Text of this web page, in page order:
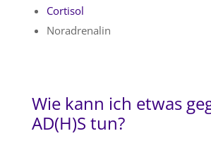
Cortisol
Noradrenalin
Wie kann ich etwas
AD(H)S tun?